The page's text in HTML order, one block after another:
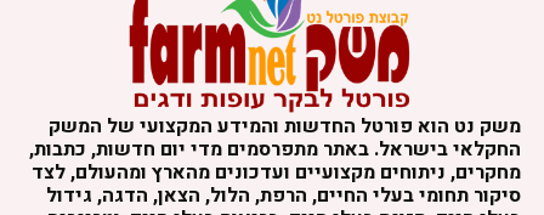
משק נט הוא פורטל החדשות והמידע המקצועי של המשק
החקלאי בישראל. באתר מתפרסמים מדי יום חדשות, כתבות,
מחקרים, ניתוחים מקצועיים ועדכונים מהארץ ומהעולם, לצד
סיקור תחומי בעלי החיים, הרפת, הלול, הצאן, הדגה, גידול